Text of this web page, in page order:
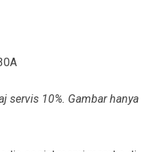
servis 10%. Gambar hanya